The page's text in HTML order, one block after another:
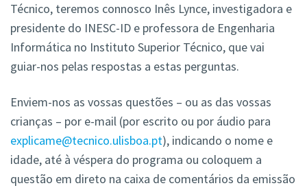
Técnico, teremos connosco Inês Lynce, investigadora e
presidente do INESC-ID e professora de Engenharia
Informática no Instituto Superior Técnico, que vai
guiar-nos pelas respostas a estas perguntas.
Enviem-nos as vossas questões – ou as das vossas
crianças – por e-mail (por escrito ou por áudio para
explicame@tecnico.ulisboa.pt), indicando o nome e
idade, até à véspera do programa ou coloquem a
questão em direto na caixa de comentários da emissão